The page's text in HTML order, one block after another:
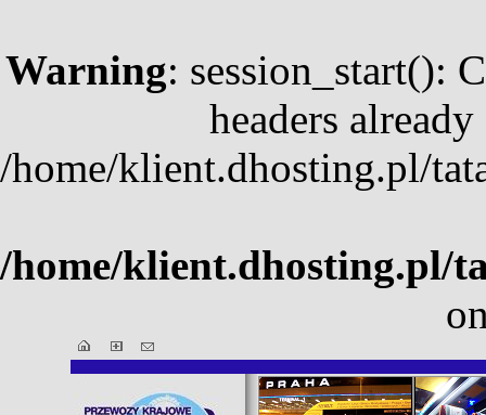
Warning: session_start():
headers
/home/klient.dhosting.pl/
/home/klient.dhosting.pl/